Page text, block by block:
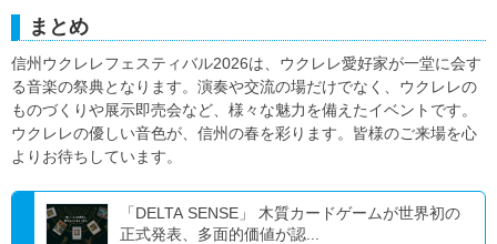
まとめ
信州ウクレレフェスティバル2026は、ウクレレ愛好家が一堂に会す
る音楽の祭典となります。演奏や交流の場だけでなく、ウクレレの
ものづくりや展示即売会など、様々な魅力を備えたイベントです。
ウクレレの優しい音色が、信州の春を彩ります。皆様のご来場を心
よりお待ちしています。
「DELTA SENSE」 木質カードゲームが世界初の
正式発表、多面的価値が認...